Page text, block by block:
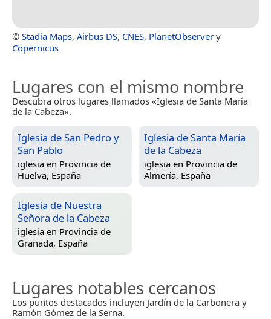
© Stadia Maps, Airbus DS, CNES, PlanetObserver y
Copernicus
Lugares con el mismo nombre
Descubra otros lugares llamados «Iglesia de Santa María
de la Cabeza».
Iglesia de San Pedro y
San Pablo
iglesia en Provincia de
Huelva, España
Iglesia de Santa María
de la Cabeza
iglesia en Provincia de
Almería, España
Iglesia de Nuestra
Señora de la Cabeza
iglesia en Provincia de
Granada, España
Lugares notables cercanos
Los puntos destacados incluyen Jardín de la Carbonera y
Ramón Gómez de la Serna.